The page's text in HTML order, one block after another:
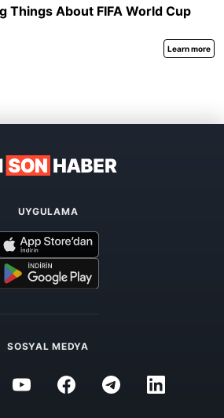
UYGULAMA
SOSYAL MEDYA